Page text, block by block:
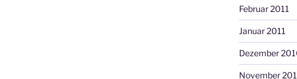
Februar 2011
Januar 2011
Dezember
November